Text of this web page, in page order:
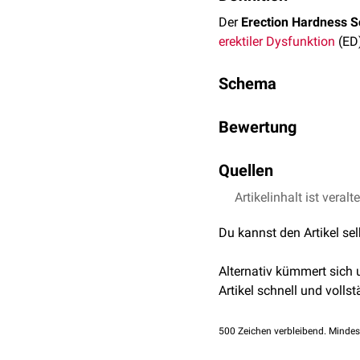
Der Erection Hardness
erektiler Dysfunktion
Schema
0
3
4
Bewertung
liegt bereits eine
Erektion), besteht
Quellen
Mulhall JP1,
Artikelinhalt ist
Du kannst den Artikel
Alternativ kümmert sich
Artikel schnell und
500 Zeichen verbleibend.